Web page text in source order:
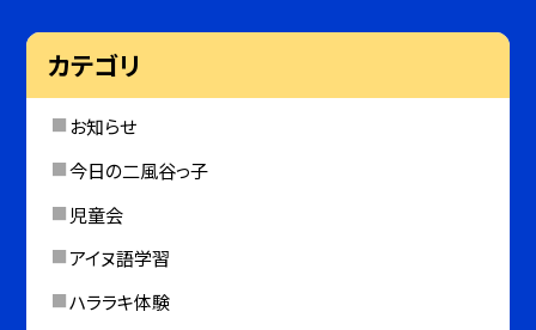
カテゴリ
お知らせ
今日の二風谷っ子
児童会
アイヌ語学習
ハララキ体験